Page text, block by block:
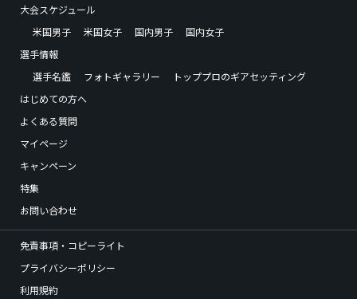
大会スケジュール
米国男子
米国女子 国内男子
国内女子
選手情報
選手名鑑
フォトギャラリー
トッププロのギアセッティング
はじめての方へ
よくある質問
マイページ
キャンペーン
特集
お問い合わせ
免責事項・コピーライト
プライバシーポリシー
利用規約